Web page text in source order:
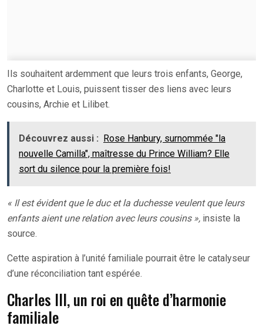
Ils souhaitent ardemment que leurs trois enfants, George,
Charlotte et Louis, puissent tisser des liens avec leurs
cousins, Archie et Lilibet.
Découvrez aussi : Rose Hanbury, surnommée "la
nouvelle Camilla", maîtresse du Prince William? Elle
sort du silence pour la première fois!
« Il est évident que le duc et la duchesse veulent que leurs
enfants aient une relation avec leurs cousins », insiste la
source.
Cette aspiration à l’unité familiale pourrait être le catalyseur
d’une réconciliation tant espérée.
Charles III, un roi en quête d’harmonie
familiale